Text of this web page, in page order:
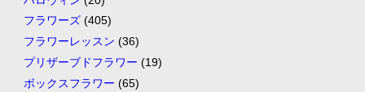
フラワーズ(405)
フラワーレッスン (36)
プリザーブドフラワー (19)
ボックスフラワー (65)